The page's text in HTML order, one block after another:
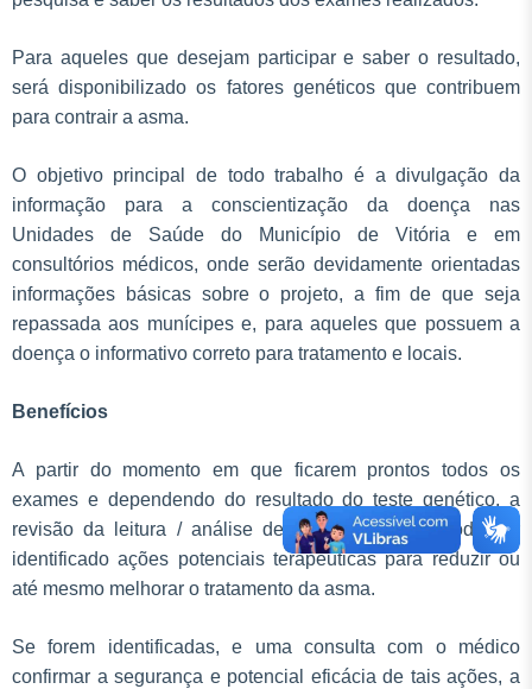
Para aqueles que desejam participar e saber o resultado,
será disponibilizado os fatores genéticos que contribuem
para contrair a asma.
O objetivo principal de todo trabalho é a divulgação da
informação para a conscientização da doença nas
Unidades de Saúde do Município de Vitória e em
consultórios médicos, onde serão devidamente orientadas
informações básicas sobre o projeto, a fim de que seja
repassada aos munícipes e, para aqueles que possuem a
doença o informativo correto para tratamento e locais.
Benefícios
A partir do momento em que ficarem prontos todos os
exames e dependendo do resultado do teste genético, a
revisão da leitura / análise de ligação ao alvo pode ser
identificado ações potenciais terapêuticas para reduzir ou
até mesmo melhorar o tratamento da asma.
Se forem identificadas, e uma consulta com o médico
confirmar a segurança e potencial eficácia de tais ações, a